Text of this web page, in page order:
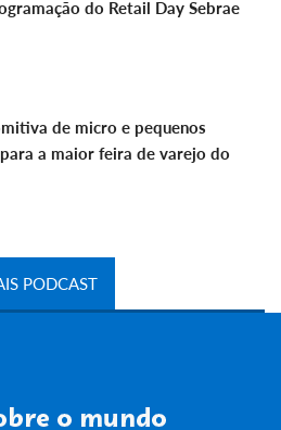
do Retail Day Sebrae
de micro e pequenos
a maior feira de varejo do
PODCAST